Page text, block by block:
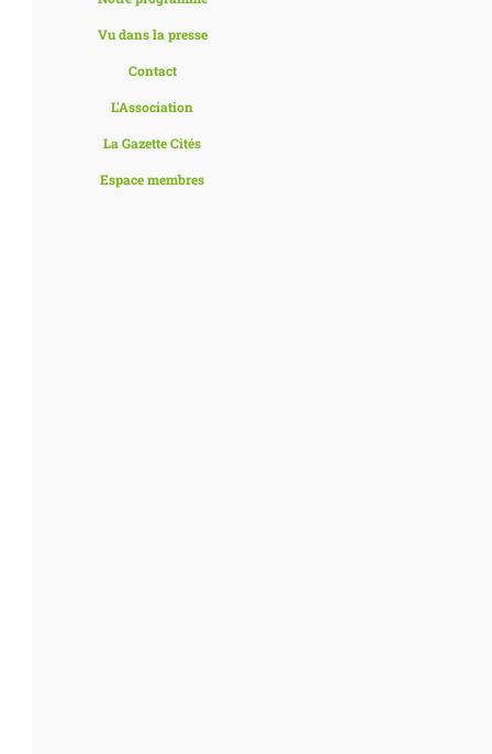
Vu dans la presse
Contact
L'Association
La Gazette Cités
Espace membres